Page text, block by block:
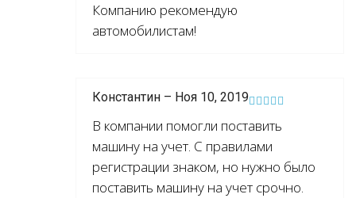
Компанию рекомендую
автомобилистам!
Константин – Ноя 10, 2019
В компании помогли поставить
машину на учет. С правилами
регистрации знаком, но нужно было
поставить машину на учет срочно.